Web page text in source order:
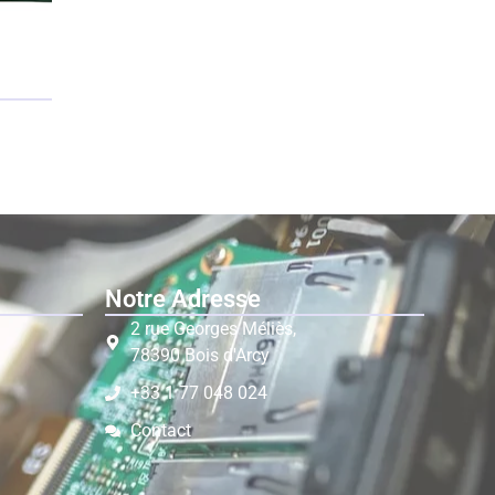
Notre Adresse
2 rue Georges Méliès,
78390 Bois d'Arcy
+33 1 77 048 024
Contact